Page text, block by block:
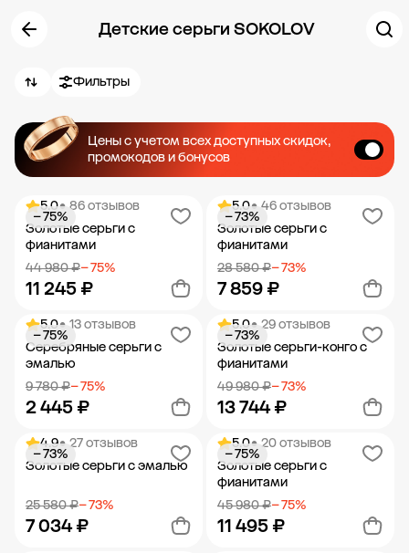
Детские серьги SOKOLOV
Фильтры
Цены с учетом всех доступных скидок,
промокодов и бонусов
5.0• 86 отзывов
Золотые серьги с
фианитами
44 980 ₽− 75%
11 245 ₽
− 75%
Добавить в корзину
5.0• 46 отзывов
Золотые серьги с
фианитами
28 580 ₽− 73%
7 859 ₽
− 73%
Добавить в корзину
5.0• 13 отзывов
Серебряные серьги с
эмалью
9 780 ₽− 75%
2 445 ₽
− 75%
Добавить в корзину
5.0• 29 отзывов
Золотые серьги-конго с
фианитами
49 980 ₽− 73%
13 744 ₽
− 73%
Добавить в корзину
4.9• 27 отзывов
Золотые серьги с эмалью
25 580 ₽− 73%
7 034 ₽
− 73%
5.0• 20 отзывов
Золотые серьги с
фианитами
45 980 ₽− 75%
11 495 ₽
− 75%